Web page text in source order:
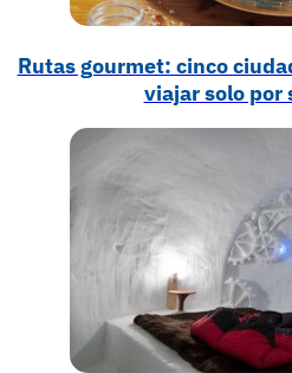
Rutas gourmet: cinco
viajar solo por